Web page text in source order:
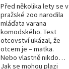
Před několika lety se v
pražské zoo narodila
mláďata varana
komodského. Test
otcovství ukázal, že
otcem je – matka.
Nebo vlastně nikdo…
Jak se mohou plazi